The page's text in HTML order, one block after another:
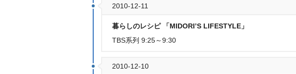
2010-12-11
暮らしのレシピ 「MIDORI’S LIFESTYLE」
TBS系列 9:25～9:30
2010-12-10